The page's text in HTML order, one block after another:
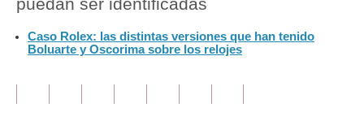
Finanzas Personales
Inmobiliarias
Opinión
Caso Rolex: las distintas versiones que han tenido
Boluarte y Oscorima sobre los relojes